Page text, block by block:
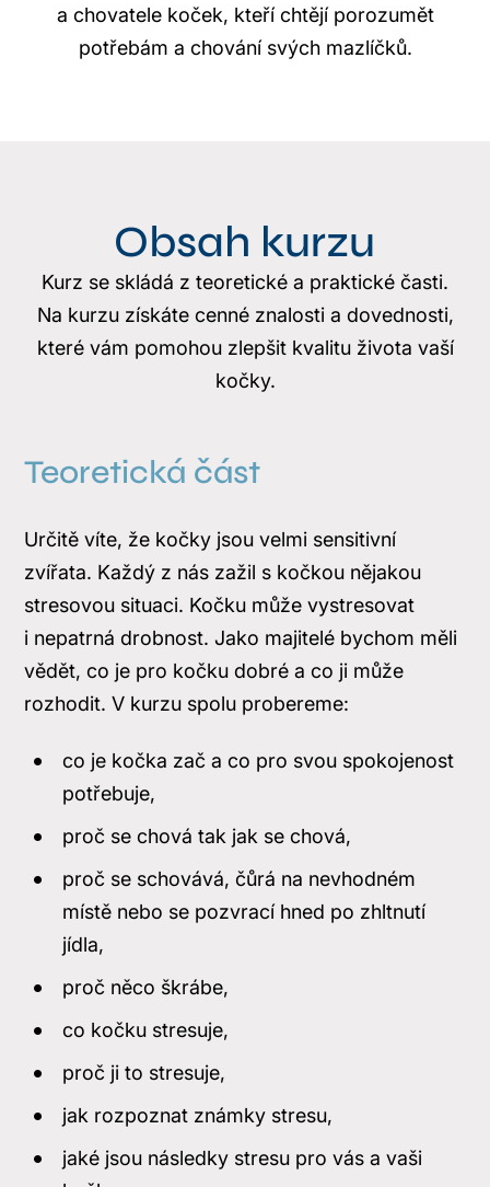
a chovatele koček, kteří chtějí porozumět
potřebám a chování svých mazlíčků.
Obsah kurzu
Kurz se skládá z teoretické a praktické časti.
Na kurzu získáte cenné znalosti a dovednosti,
které vám pomohou zlepšit kvalitu života vaší
kočky.
Teoretická část
Určitě víte, že kočky jsou velmi sensitivní
zvířata. Každý z nás zažil s kočkou nějakou
stresovou situaci. Kočku může vystresovat
i nepatrná drobnost. Jako majitelé bychom měli
vědět, co je pro kočku dobré a co ji může
rozhodit. V kurzu spolu probereme:
co je kočka zač a co pro svou spokojenost
potřebuje,
proč se chová tak jak se chová,
proč se schovává, čůrá na nevhodném
místě nebo se pozvrací hned po zhltnutí
jídla,
proč něco škrábe,
co kočku stresuje,
proč ji to stresuje,
jak rozpoznat známky stresu,
jaké jsou následky stresu pro vás a vaši